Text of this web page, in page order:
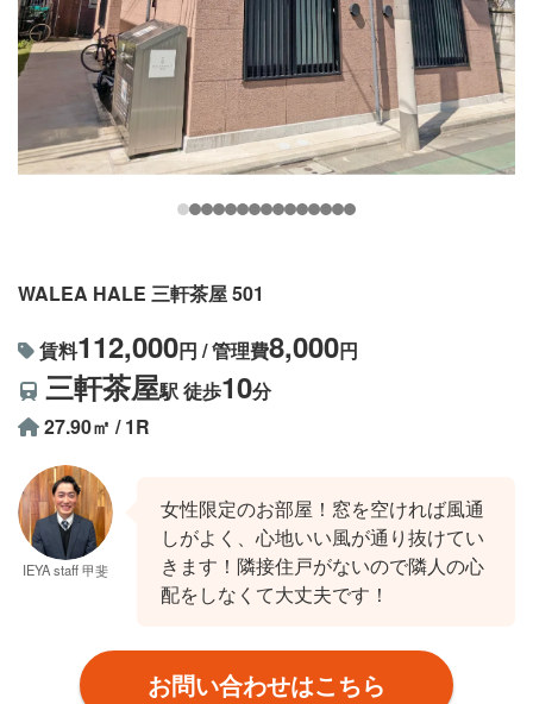
WALEA HALE 三軒茶屋 501
賃料112,000円 / 管理費8,000円
三軒茶屋駅 徒歩10分
27.90㎡ / 1R
IEYA staff 甲斐
女性限定のお部屋！窓を空ければ風通
しがよく、心地いい風が通り抜けてい
きます！隣接住戸がないので隣人の心
配をしなくて大丈夫です！
お問い合わせはこちら